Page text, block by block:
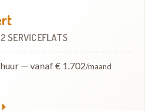
SERVICEFLATS
— vanaf € 1.702/maand